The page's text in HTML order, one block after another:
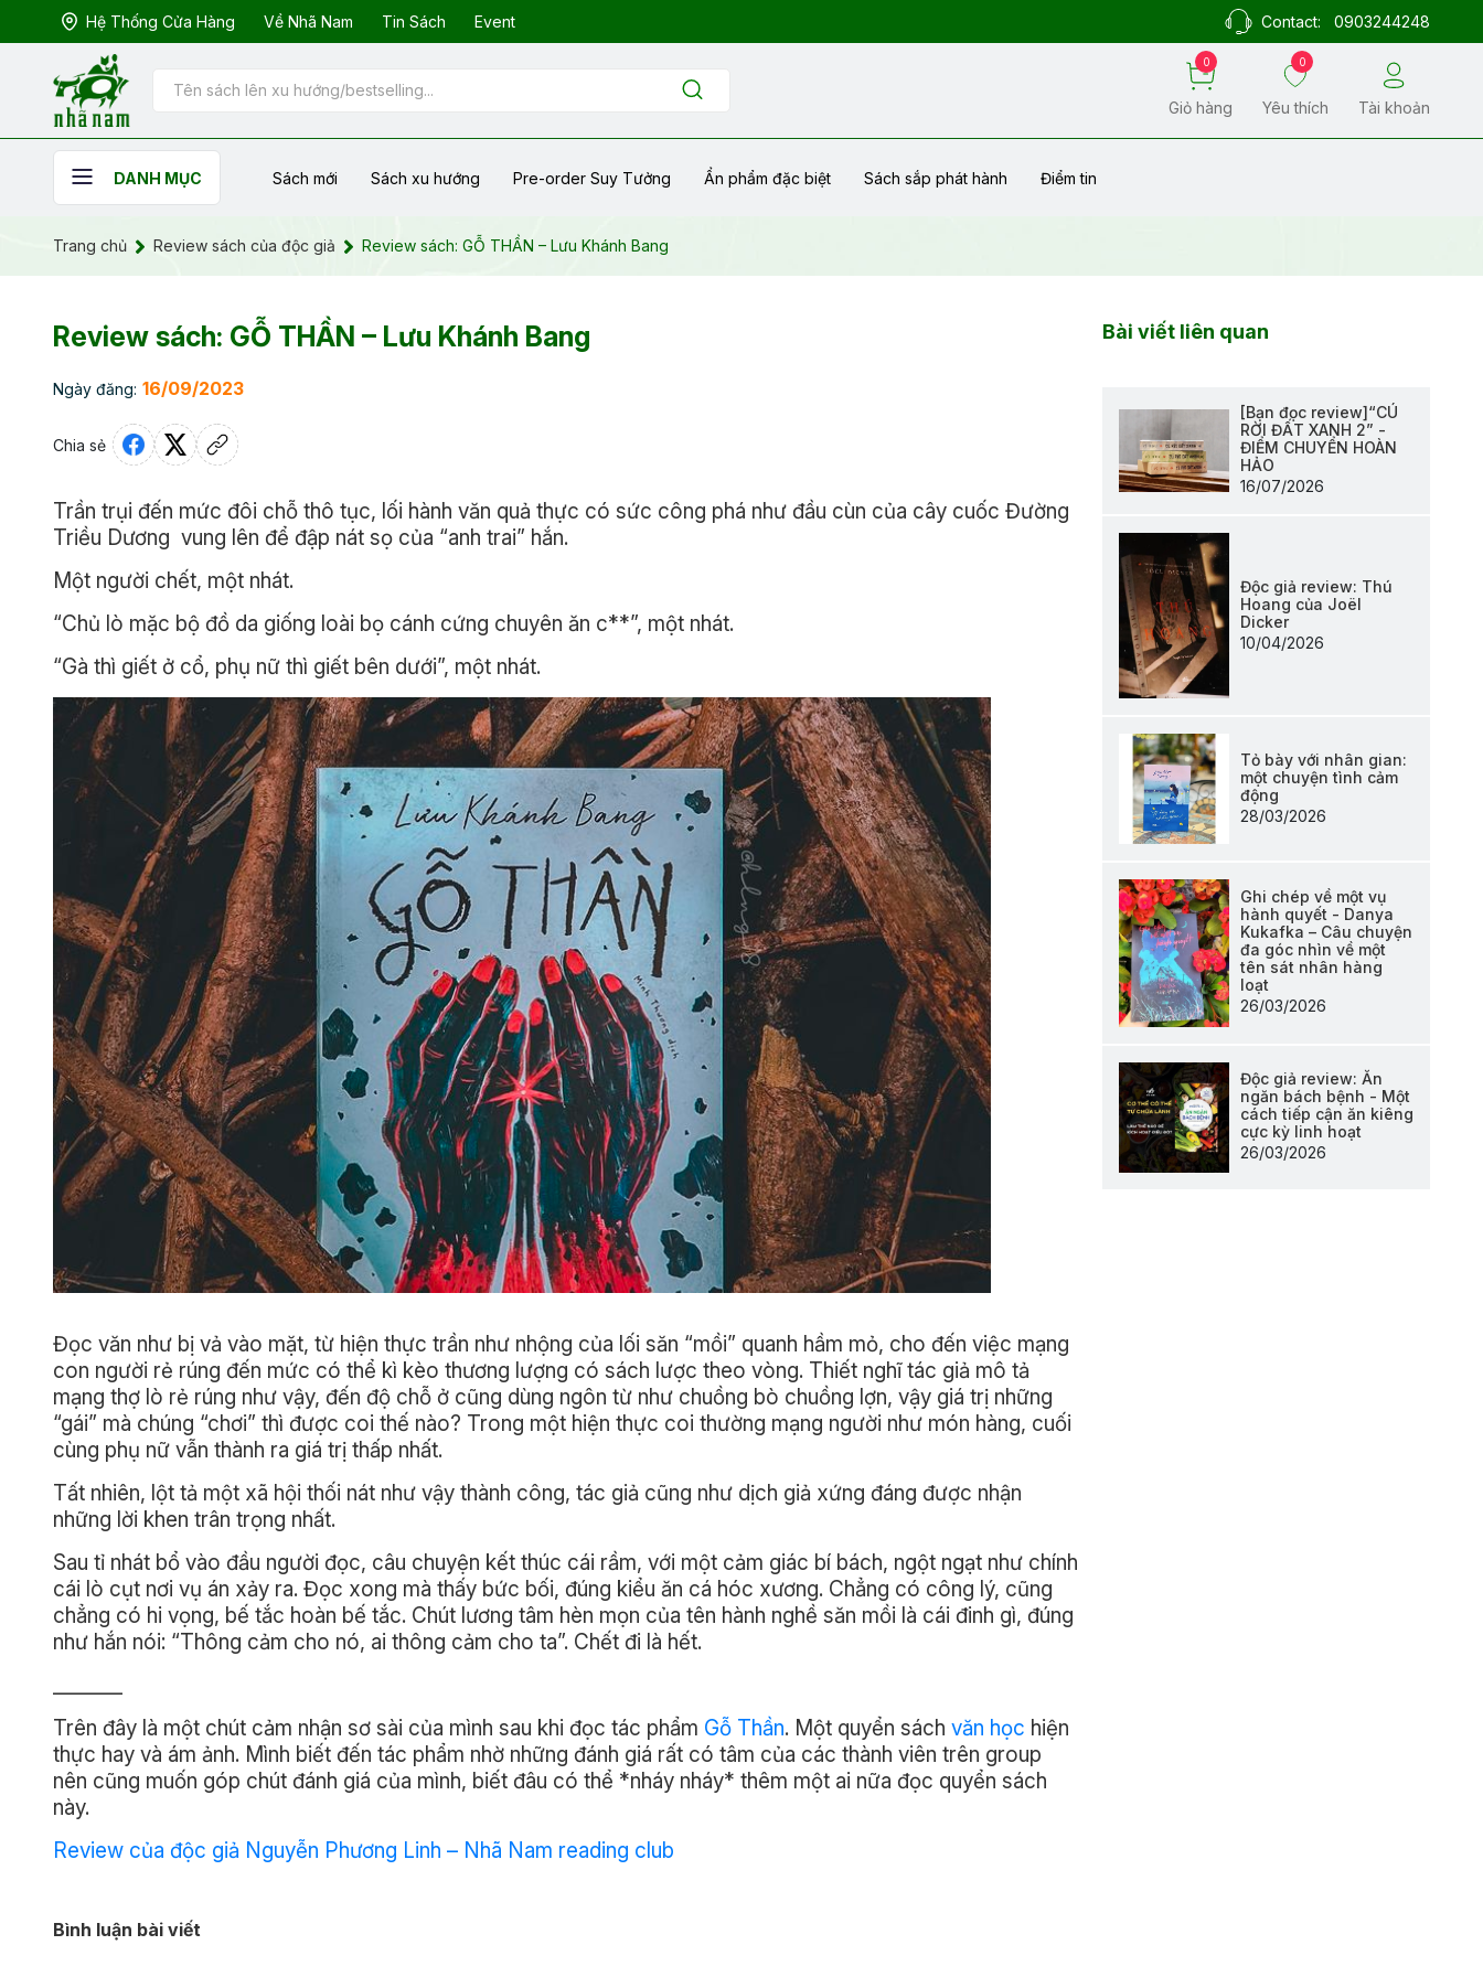
Hệ Thống Cửa Hàng Về Nhã Nam Tin Sách Event Contact: 0903244248
0
Giỏ hàng
0
Yêu thích Tài khoản
DANH MỤC Sách mới Sách xu hướng Pre-order Suy Tưởng Ẩn phẩm đặc biệt Sách sắp phát hành Điểm tin
Trang chủ Review sách của độc giả Review sách: GỖ THẦN – Lưu Khánh Bang
Review sách: GỖ THẦN – Lưu Khánh Bang
Ngày đăng: 16/09/2023
Chia sẻ
Trần trụi đến mức đôi chỗ thô tục, lối hành văn quả thực có sức công phá như đầu cùn của cây cuốc Đường
Triều Dương vung lên để đập nát sọ của “anh trai” hắn.
Một người chết, một nhát.
“Chủ lò mặc bộ đồ da giống loài bọ cánh cứng chuyên ăn c**”, một nhát.
“Gà thì giết ở cổ, phụ nữ thì giết bên dưới”, một nhát.
Đọc văn như bị vả vào mặt, từ hiện thực trần như nhộng của lối săn “mồi” quanh hầm mỏ, cho đến việc mạng
con người rẻ rúng đến mức có thể kì kèo thương lượng có sách lược theo vòng. Thiết nghĩ tác giả mô tả
mạng thợ lò rẻ rúng như vậy, đến độ chỗ ở cũng dùng ngôn từ như chuồng bò chuồng lợn, vậy giá trị những
“gái” mà chúng “chơi” thì được coi thế nào? Trong một hiện thực coi thường mạng người như món hàng, cuối
cùng phụ nữ vẫn thành ra giá trị thấp nhất.
Tất nhiên, lột tả một xã hội thối nát như vậy thành công, tác giả cũng như dịch giả xứng đáng được nhận
những lời khen trân trọng nhất.
Sau tỉ nhát bổ vào đầu người đọc, câu chuyện kết thúc cái rầm, với một cảm giác bí bách, ngột ngạt như chính
cái lò cụt nơi vụ án xảy ra. Đọc xong mà thấy bức bối, đúng kiểu ăn cá hóc xương. Chẳng có công lý, cũng
chẳng có hi vọng, bế tắc hoàn bế tắc. Chút lương tâm hèn mọn của tên hành nghề săn mồi là cái đinh gì, đúng
như hắn nói: “Thông cảm cho nó, ai thông cảm cho ta”. Chết đi là hết.
Trên đây là một chút cảm nhận sơ sài của mình sau khi đọc tác phẩm Gỗ Thần. Một quyển sách văn học hiện
thực hay và ám ảnh. Mình biết đến tác phẩm nhờ những đánh giá rất có tâm của các thành viên trên group
nên cũng muốn góp chút đánh giá của mình, biết đâu có thể *nháy nháy* thêm một ai nữa đọc quyển sách
này.
Review của độc giả Nguyễn Phương Linh – Nhã Nam reading club
Bài viết liên quan
[Bạn đọc review]“CÚ
RỜI ĐẤT XANH 2” -
ĐIỂM CHUYỂN HOÀN
HẢO
16/07/2026
Độc giả review: Thú
Hoang của Joël
Dicker
10/04/2026
Tỏ bày với nhân gian:
một chuyện tình cảm
động
28/03/2026
Ghi chép về một vụ
hành quyết - Danya
Kukafka – Câu chuyện
đa góc nhìn về một
tên sát nhân hàng
loạt
26/03/2026
Độc giả review: Ăn
ngăn bách bệnh - Một
cách tiếp cận ăn kiêng
cực kỳ linh hoạt
26/03/2026
Bình luận bài viết